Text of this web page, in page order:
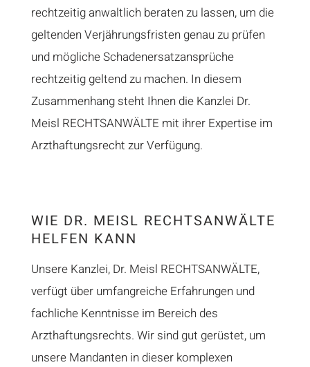
rechtzeitig anwaltlich beraten zu lassen, um die
geltenden Verjährungsfristen genau zu prüfen
und mögliche Schadenersatzansprüche
rechtzeitig geltend zu machen. In diesem
Zusammenhang steht Ihnen die Kanzlei Dr.
Meisl RECHTSANWÄLTE mit ihrer Expertise im
Arzthaftungsrecht zur Verfügung.
WIE DR. MEISL RECHTSANWÄLTE
HELFEN KANN
Unsere Kanzlei, Dr. Meisl RECHTSANWÄLTE,
verfügt über umfangreiche Erfahrungen und
fachliche Kenntnisse im Bereich des
Arzthaftungsrechts. Wir sind gut gerüstet, um
unsere Mandanten in dieser komplexen